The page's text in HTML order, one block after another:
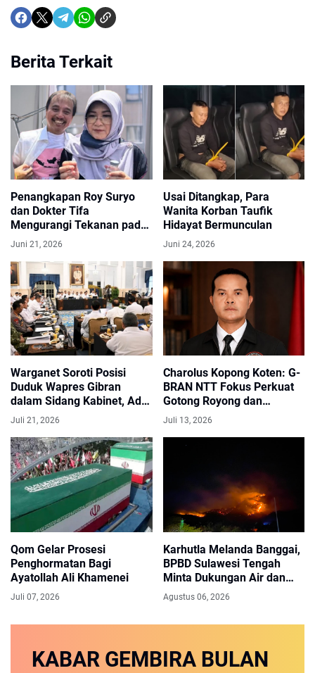
Berita Terkait
Penangkapan Roy Suryo
dan Dokter Tifa
Mengurangi Tekanan pada
Jokowi
Juni 21, 2026
Usai Ditangkap, Para
Wanita Korban Taufik
Hidayat Bermunculan
Juni 24, 2026
Warganet Soroti Posisi
Duduk Wapres Gibran
dalam Sidang Kabinet, Ada
Apa?
Juli 21, 2026
Charolus Kopong Koten: G-
BRAN NTT Fokus Perkuat
Gotong Royong dan
Pemberdayaan Masyarakat
Juli 13, 2026
Qom Gelar Prosesi
Penghormatan Bagi
Ayatollah Ali Khamenei
Juli 07, 2026
Karhutla Melanda Banggai,
BPBD Sulawesi Tengah
Minta Dukungan Air dan
Peralatan Pemadaman
Agustus 06, 2026
KABAR GEMBIRA BULAN